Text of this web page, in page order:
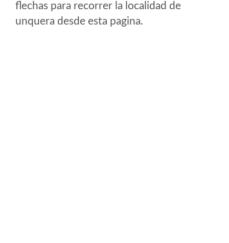
flechas para recorrer la localidad de
unquera desde esta pagina.